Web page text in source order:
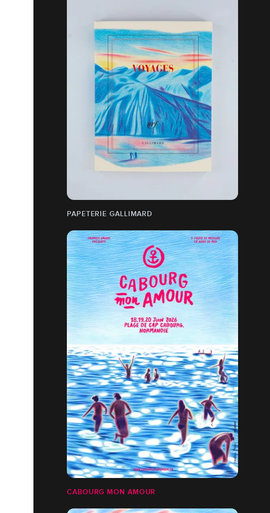
PAPETERIE GALLIMARD
CABOURG MON AMOUR